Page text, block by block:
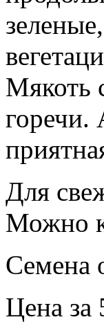
Мякоть
горечи.
Для
Можно
Семена
Цена за